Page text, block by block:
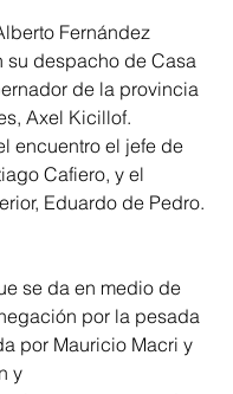
Fernández
su despacho de Casa
de la provincia
Axel Kicillof.
encuentro el jefe de
Cafiero, y el
Eduardo de Pedro.
se da en medio de
por la pesada
por Mauricio Macri y
y